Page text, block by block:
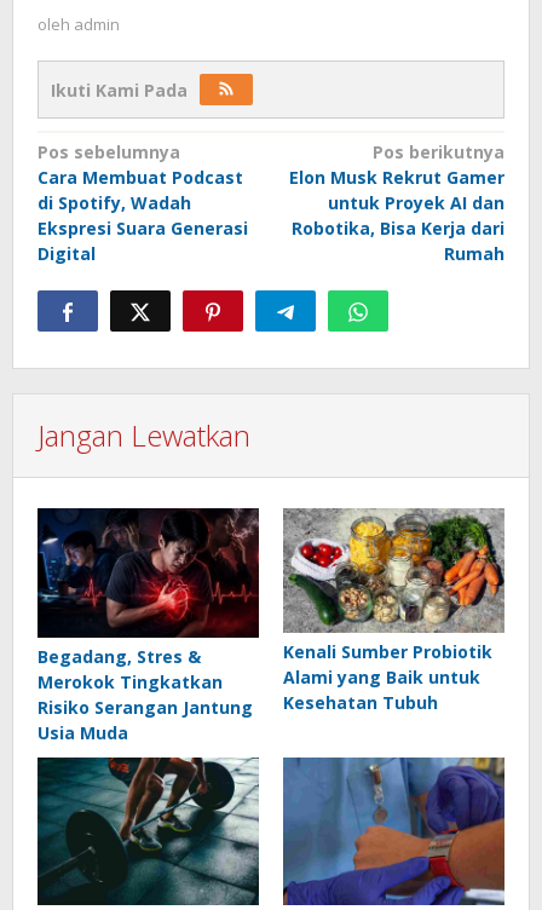
oleh admin
Ikuti Kami Pada
Navigasi
pos
Pos sebelumnya
Cara Membuat Podcast
di Spotify, Wadah
Ekspresi Suara Generasi
Digital
Pos berikutnya
Elon Musk Rekrut Gamer
untuk Proyek AI dan
Robotika, Bisa Kerja dari
Rumah
Jangan Lewatkan
Begadang, Stres &
Merokok Tingkatkan
Risiko Serangan Jantung
Usia Muda
Kenali Sumber Probiotik
Alami yang Baik untuk
Kesehatan Tubuh